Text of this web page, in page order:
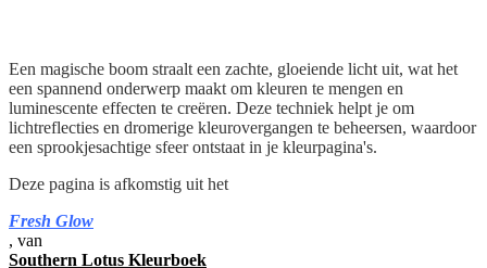
Een magische boom straalt een zachte, gloeiende licht uit, wat het
een spannend onderwerp maakt om kleuren te mengen en
luminescente effecten te creëren. Deze techniek helpt je om
lichtreflecties en dromerige kleurovergangen te beheersen, waardoor
een sprookjesachtige sfeer ontstaat in je kleurpagina's.
Deze pagina is afkomstig uit het
Fresh Glow
, van
Southern Lotus Kleurboek